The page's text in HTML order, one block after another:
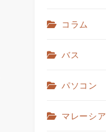
コラム
バス
パソコン
マレーシア